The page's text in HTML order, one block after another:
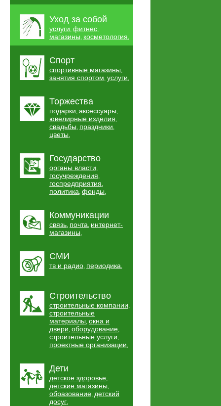
Уход за собой
услуги, фитнес,
магазины, косметология,
Спорт
спортивные магазины,
занятия спортом, услуги,
Торжества
подарки, аксессуары,
ювелирные изделия,
свадьбы, праздники,
цветы,
Государство
органы власти,
госучреждения,
госпредприятия,
политика, фонды,
Коммуникации
связь, почта, интернет-
магазины,
СМИ
тв и радио, периодика,
Строительство
строительные компании,
строительные
материалы, окна и
двери, оборудование,
строительные услуги,
проектные организации,
Дети
детское здоровье,
детские магазины,
образование, детский
досуг,